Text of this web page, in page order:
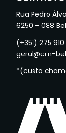
Rua Pedro
6250 – 088
(+351) 275 910
geral@cm-
*(custo